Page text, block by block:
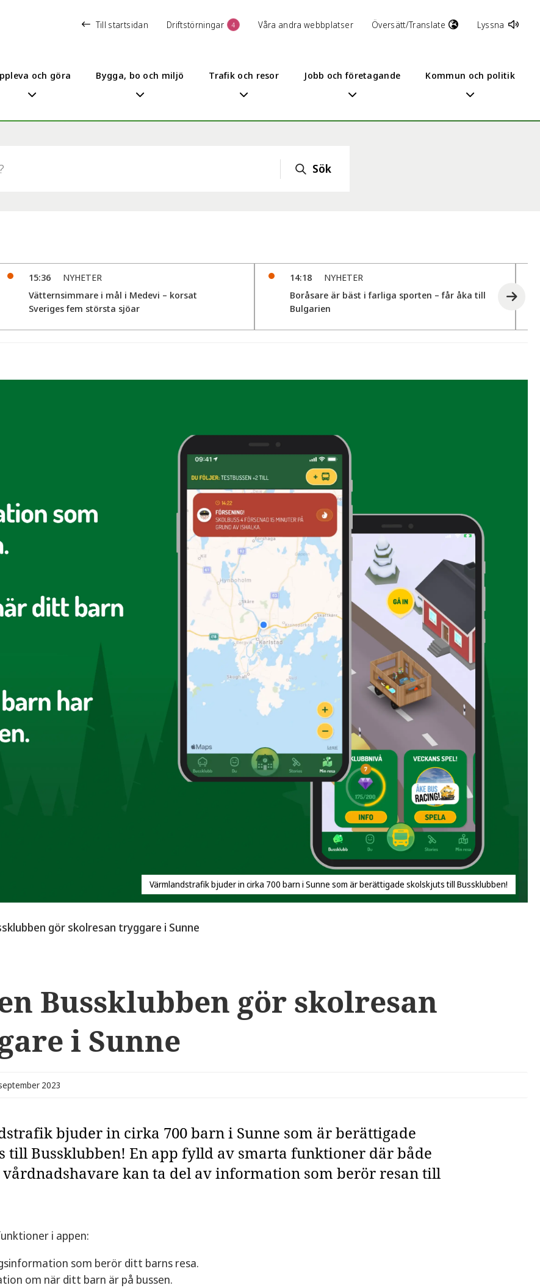
Till startsidan Driftstörningar 4 Våra andra webbplatser Översätt/Translate Lyssna
och göra Bygga, bo och miljö Trafik och resor Jobb och företagande Kommun och politik
Sök
15:36
NYHETER
Vätternsimmare i mål i Medevi – korsat
Sveriges fem största sjöar
14:18
NYHETER
Boråsare är bäst i farliga sporten – får åka till
Bulgarien
Värmlandstrafik bjuder in cirka 700 barn i Sunne som är berättigade skolskjuts till Bussklubben!
gör skolresan tryggare i Sunne
Bussklubben gör skolresan
i Sunne
2023
bjuder in cirka 700 barn i Sunne som är berättigade
till Bussklubben! En app fylld av smarta funktioner där både
kan ta del av information som berör resan till
i appen:
som berör ditt barns resa.
om när ditt barn är på bussen.